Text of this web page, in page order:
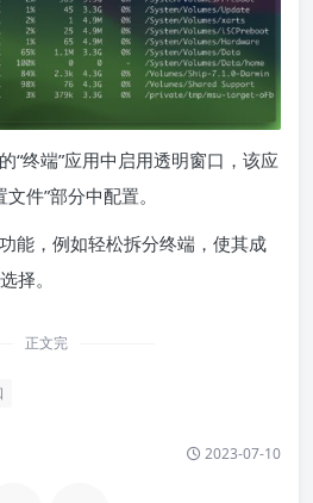
“终端”应用中启用透明窗口，该应
件”部分中配置。
能，例如轻松拆分终端，使其成
择。
正文完
2023-07-10